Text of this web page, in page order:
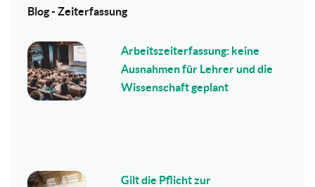
Blog - Zeiterfassung
Arbeitszeiterfassung: keine
Ausnahmen für Lehrer und die
Wissenschaft geplant
Gilt die Pflicht zur